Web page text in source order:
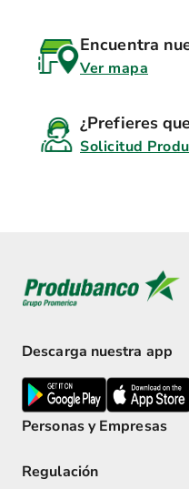
Encuentra
Ver mapa
¿Prefieres
Solicitud
Descarga nuestra app
Personas y Empresas
Regulación